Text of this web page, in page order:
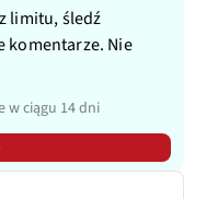
limitu, śledź
komentarze. Nie
w ciągu 14 dni